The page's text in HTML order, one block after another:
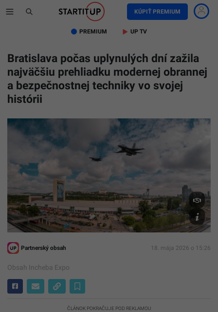
KÚPIŤ PREMIUM
PREMIUM UP TV
Bratislava počas uplynulých dní zažila
najväčšiu prehliadku modernej obrannej
a bezpečnostnej techniky vo svojej
histórii
zdroj:
Incheba
Expo
Partnerský obsah 18. mája 2026 o 15:26
Obsah Incheba Expo
ČLÁNOK POKRAČUJE POD REKLAMOU